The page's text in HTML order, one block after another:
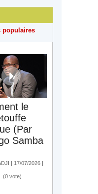
populaires
le
(Par
Samba
| 17/07/2026 |
(0 vote)